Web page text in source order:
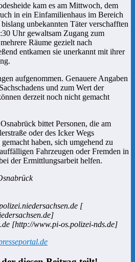
kam es am Mittwoch, dem
in ein Einfamilienhaus im Bereich
unbekannten Täter verschafften
Uhr gewaltsam Zugang zum
Räume gezielt nach
entkamen sie unerkannt mit ihrer
aufgenommen. Genauere Angaben
und zum Wert der
derzeit noch nicht gemacht
bittet Personen, die am
oder des Icker Wegs
haben, sich umgehend zu
Fahrzeugen oder Fremden in
der Ermittlungsarbeit helfen.
[
[http://www.pi-os.polizei-nds.de]